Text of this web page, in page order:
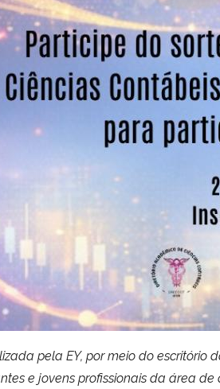
pela EY, por meio do escritório
e jovens profissionais da área